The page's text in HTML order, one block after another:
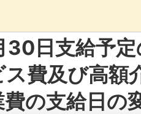
30日支給予
ス費及び高額
の支給日の